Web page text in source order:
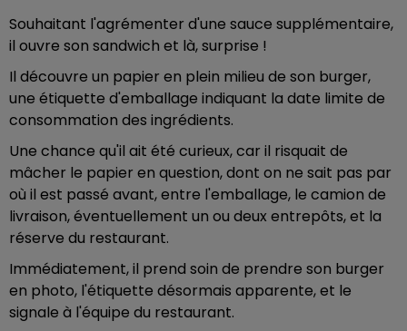
Souhaitant l'agrémenter d'une sauce supplémentaire,
il ouvre son sandwich et là, surprise !
Il découvre un papier en plein milieu de son burger,
une étiquette d'emballage indiquant la date limite de
consommation des ingrédients.
Une chance qu'il ait été curieux, car il risquait de
mâcher le papier en question, dont on ne sait pas par
où il est passé avant, entre l'emballage, le camion de
livraison, éventuellement un ou deux entrepôts, et la
réserve du restaurant.
Immédiatement, il prend soin de prendre son burger
en photo, l'étiquette désormais apparente, et le
signale à l'équipe du restaurant.